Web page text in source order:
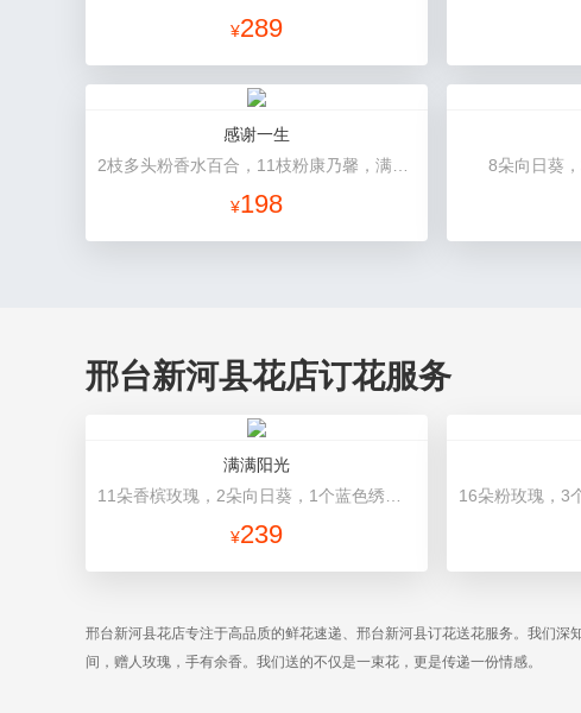
¥289
感谢一生
¥198
8朵向日葵
邢台新河县花店订花服务
满满阳光
¥239
邢台新河县花店专注于高品质的鲜花速递、邢台新河县订花送花服务。我们
间，赠人玫瑰，手有余香。我们送的不仅是一束花，更是传递一份情感。